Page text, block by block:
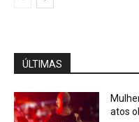
ÚLTIMAS
atos